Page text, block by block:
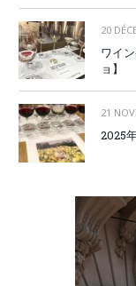
20
ワイ
ョ】
21
2025